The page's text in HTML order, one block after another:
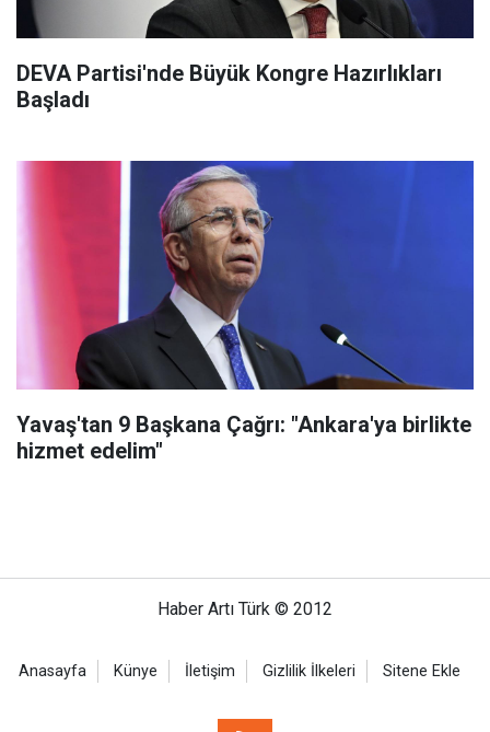
DEVA Partisi'nde Büyük Kongre Hazırlıkları
Başladı
Yavaş'tan 9 Başkana Çağrı: "Ankara'ya birlikte
hizmet edelim"
Haber Artı Türk © 2012
Anasayfa Künye İletişim Gizlilik İlkeleri Sitene Ekle